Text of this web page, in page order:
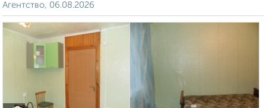
Агентство, 06.08.2026